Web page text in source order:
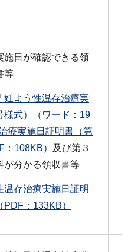
施日が確認できる領
等
「妊よう性温存治療実
様式）（ワード：19
療実施日証明書（第
108KB）
及び第３
が分かる領収書等
温存治療実施日証明
：133KB）